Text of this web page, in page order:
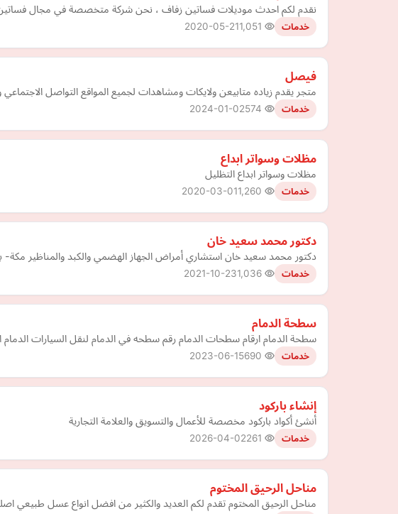
نقدم لكم احدث موديلات فساتين زفاف ، نحن شركة متخصصة في مجال فساتين
خدمات 2020-05-21
فيصل
متجر يقدم زياده متابيعن ولايكات ومشاهدات لجميع المواقع التواصل
خدمات 2024-01-02
مظلات وسواتر ابداع
مظلات وسواتر ابداع التظليل
خدمات 2020-03-01
دكتور محمد سعيد خان
دكتور محمد سعيد خان استشاري أمراض الجهاز الهضمي والكبد والمناظير مكة-
خدمات 2021-10-23
سطحة الدمام
سطحة الدمام ارقام سطحات الدمام رقم سطحه في الدمام لنقل السيارات
خدمات 2023-06-15
إنشاء باركود
أنشئ أكواد باركود مخصصة للأعمال والتسويق والعلامة التجارية
خدمات 2026-04-02
مناحل الرحيق المختوم
مناحل الرحيق المختوم تقدم لكم العديد والكثير من افضل انواع عسل طبيعي